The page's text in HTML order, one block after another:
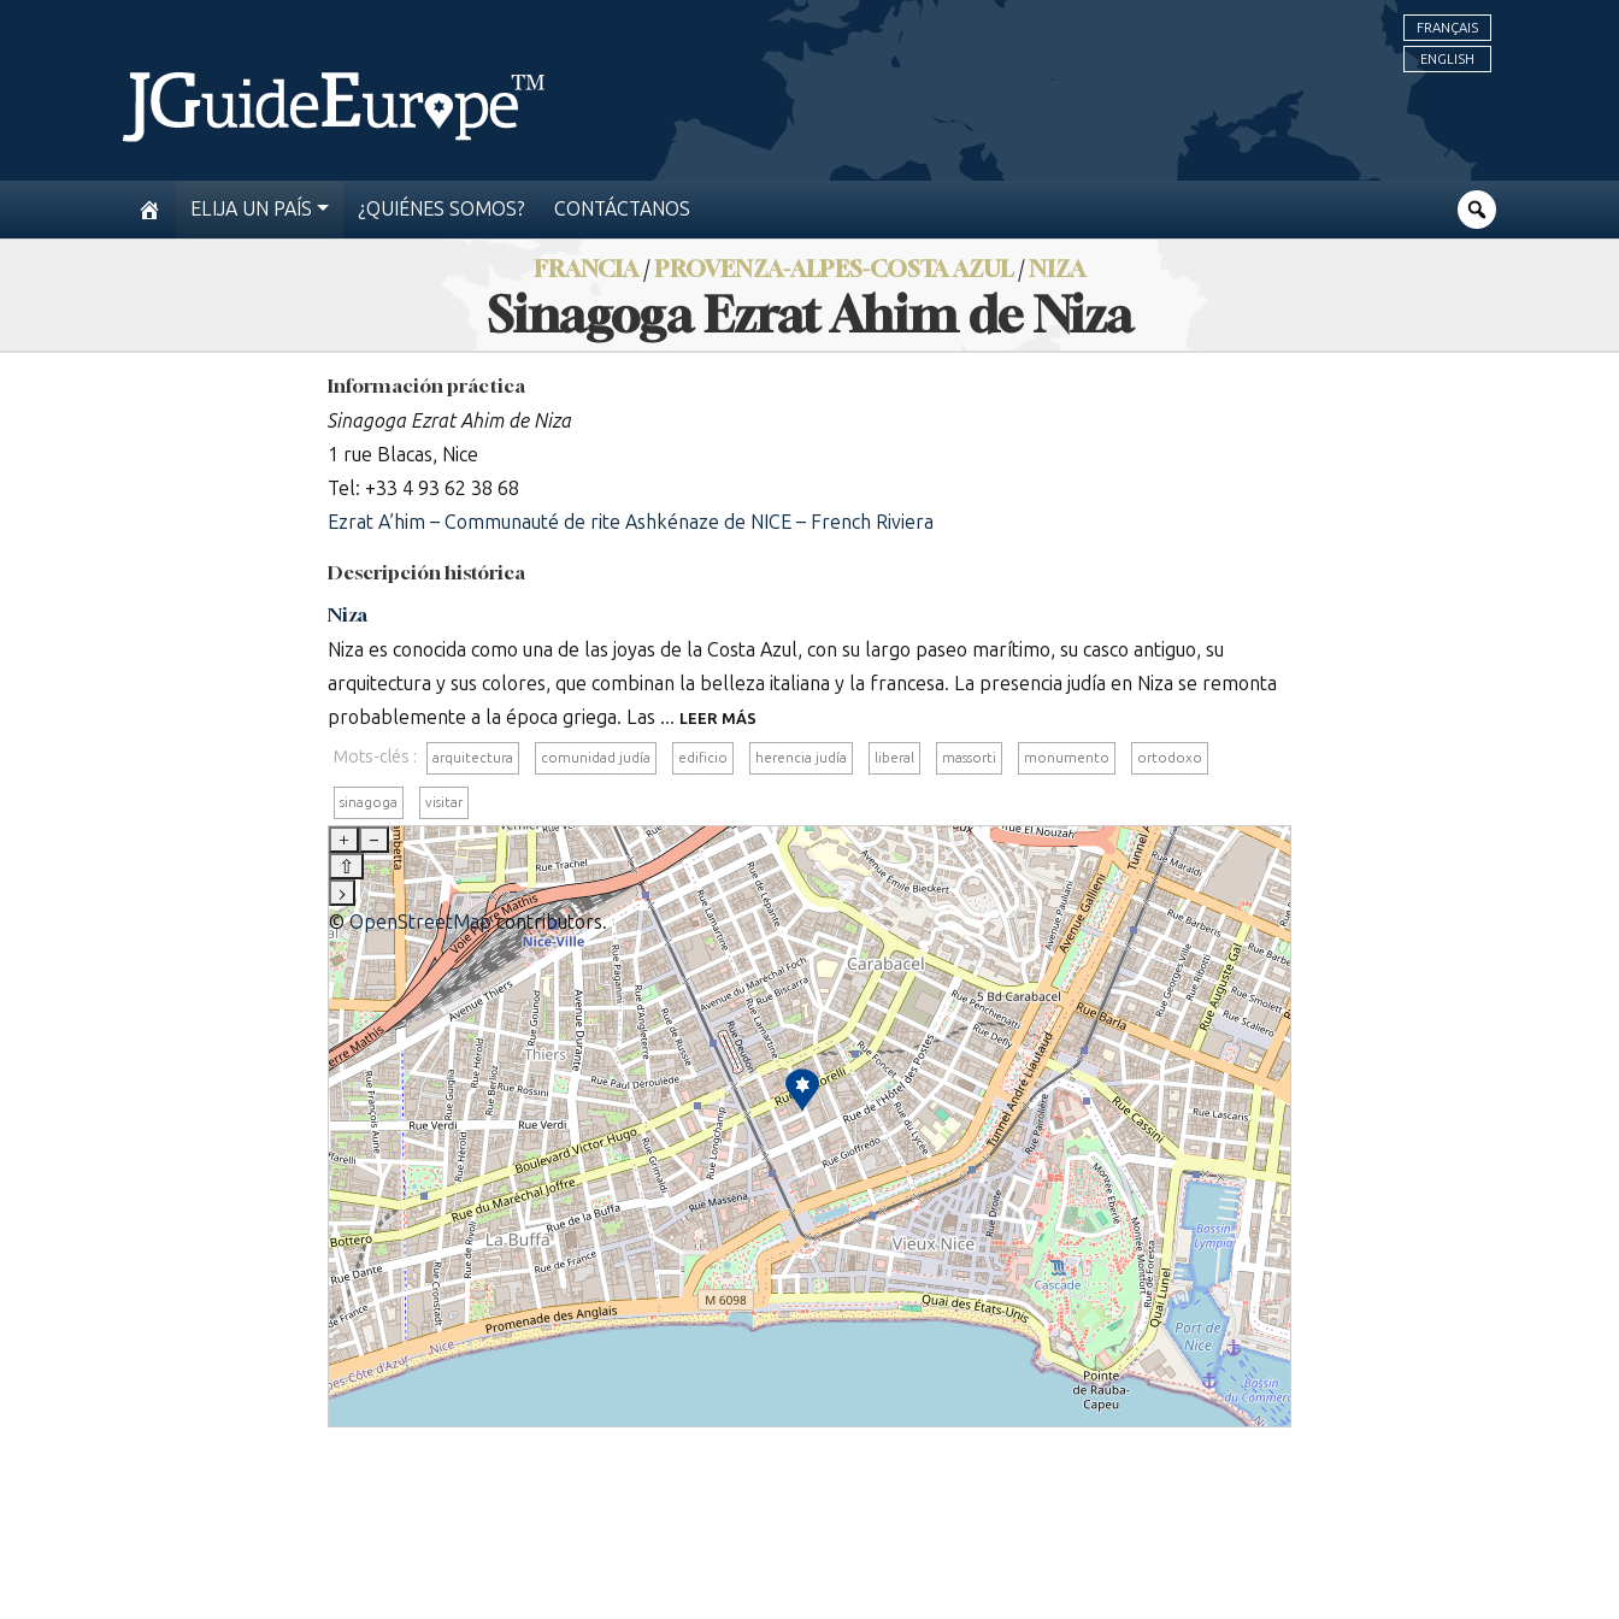
FRANÇAIS
ENGLISH
ELIJA UN PAÍS ¿QUIÉNES SOMOS? CONTÁCTANOS
FRANCIA/PROVENZA-ALPES-COSTA AZUL/NIZA
Sinagoga Ezrat Ahim de Niza
Información práctica
Sinagoga Ezrat Ahim de Niza
1 rue Blacas, Nice
Tel: +33 4 93 62 38 68
Ezrat A’him – Communauté de rite Ashkénaze de NICE – French Riviera
Descripción histórica
Niza
Niza es conocida como una de las joyas de la Costa Azul, con su largo paseo marítimo, su casco antiguo, su
arquitectura y sus colores, que combinan la belleza italiana y la francesa. La presencia judía en Niza se remonta
probablemente a la época griega. Las ... LEER MÁS
Mots-clés : arquitectura comunidad judía edificio herencia judía liberal massorti monumento ortodoxo
sinagoga visitar
+
–
⇧
›
©OpenStreetMapcontributors.